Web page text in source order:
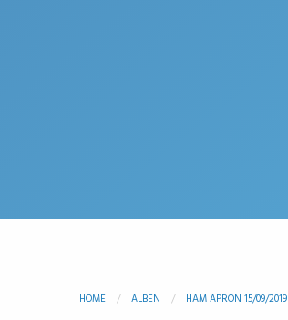
HOME ALBEN HAM APRON 15/09/2019